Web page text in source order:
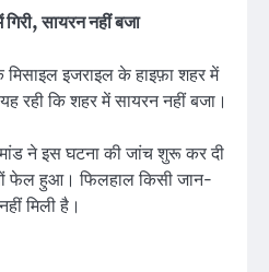
सायरन नहीं बजा
मिसाइल इजराइल के हाइफ़ा शहर में
रही कि शहर में सायरन नहीं बजा।
ने इस घटना की जांच शुरू कर दी
फेल हुआ। फिलहाल किसी जान-
मिली है।